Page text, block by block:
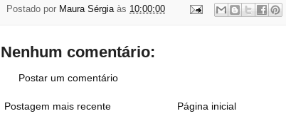
Postado por Maura Sérgia às 10:00:00
Nenhum comentário:
Postar um comentário
Postagem mais recente Página inicial